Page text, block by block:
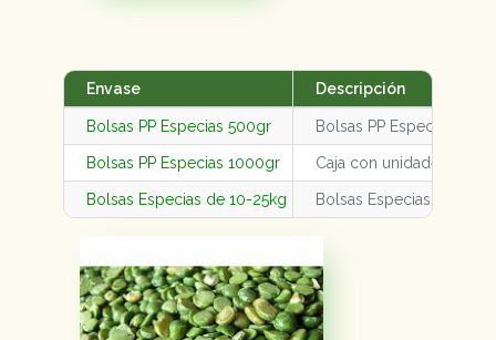
Envase Descripción
Bolsas PP Especias 500gr Bolsas PP Especias
Bolsas PP Especias 1000gr Caja con unidades
Bolsas Especias de 10-25kg Bolsas Especias de 10-